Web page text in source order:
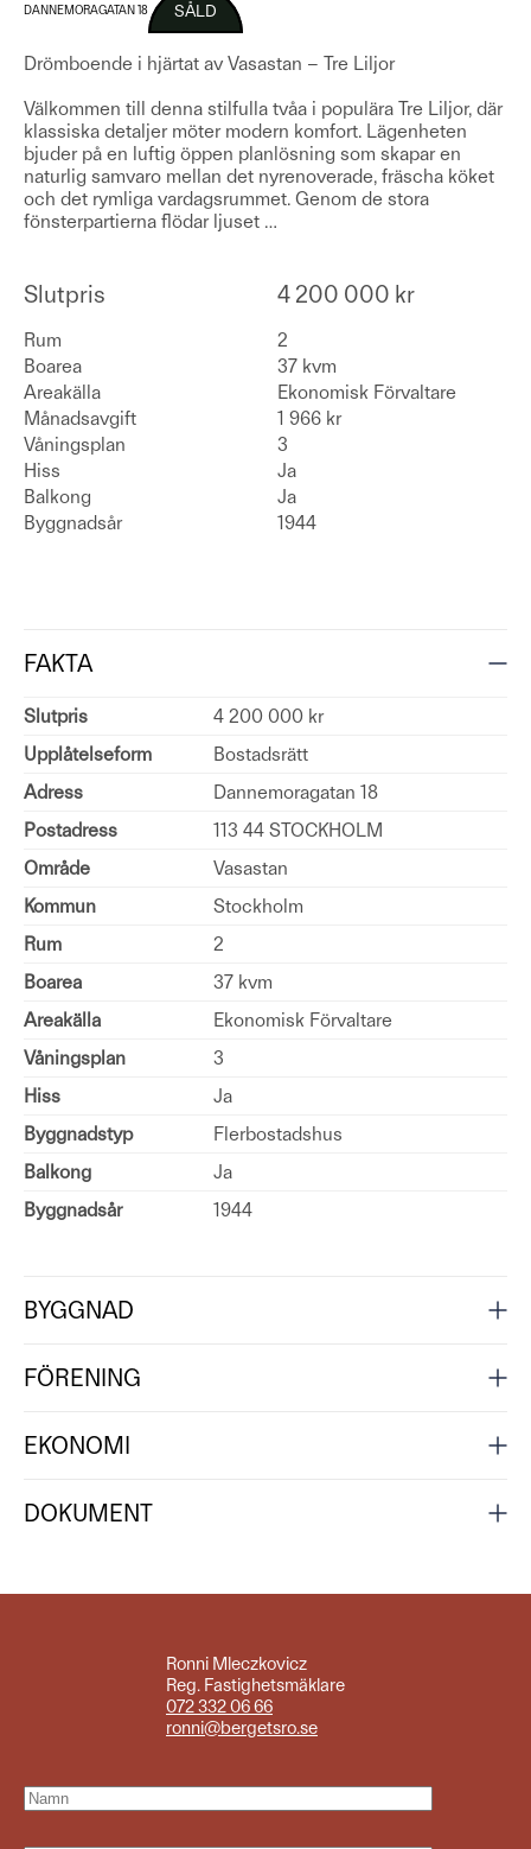
DANNEMORAGATAN 18 SÅLD
Drömboende i hjärtat av Vasastan – Tre Liljor
Välkommen till denna stilfulla tvåa i populära Tre Liljor, där
klassiska detaljer möter modern komfort. Lägenheten
bjuder på en luftig öppen planlösning som skapar en
naturlig samvaro mellan det nyrenoverade, fräscha köket
och det rymliga vardagsrummet. Genom de stora
fönsterpartierna flödar ljuset …
Slutpris 4 200 000 kr
Rum
2
Boarea
37 kvm
Areakälla
Ekonomisk Förvaltare
Månadsavgift
1 966 kr
Våningsplan
3
Hiss
Ja
Balkong
Ja
Byggnadsår
1944
FAKTA
Slutpris
4 200 000 kr
Upplåtelseform
Bostadsrätt
Adress
Dannemoragatan 18
Postadress
113 44 STOCKHOLM
Område
Vasastan
Kommun
Stockholm
Rum
2
Boarea
37 kvm
Areakälla
Ekonomisk Förvaltare
Våningsplan
3
Hiss
Ja
Byggnadstyp
Flerbostadshus
Balkong
Ja
Byggnadsår
1944
BYGGNAD
FÖRENING
EKONOMI
DOKUMENT
Ronni Mleczkovicz
Reg. Fastighetsmäklare
072 332 06 66
ronni@bergetsro.se